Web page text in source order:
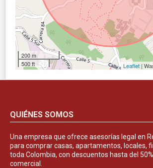
200 m
500 ft
Leaflet |
QUIÉNES SOMOS
Una empresa que ofrece asesorías legal en
para comprar casas, apartamentos, locales,
toda Colombia, con descuentos hasta del
comercial.